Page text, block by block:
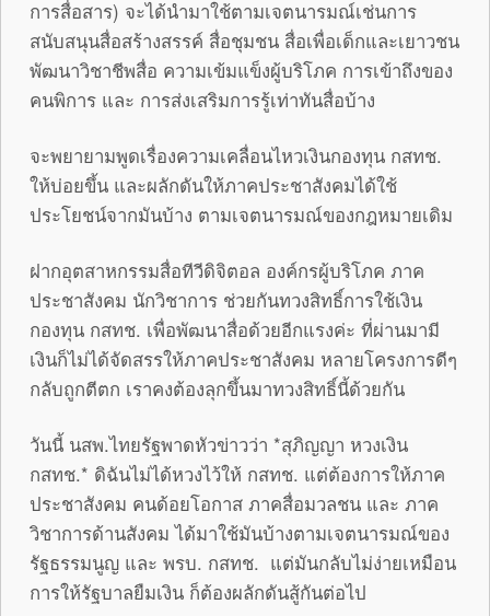
การสื่อสาร) จะได้นำมาใช้ตามเจตนารมณ์เช่นการ
สนับสนุนสื่อสร้างสรรค์ สื่อชุมชน สื่อเพื่อเด็กและเยาวชน
พัฒนาวิชาชีพสื่อ ความเข้มแข็งผู้บริโภค การเข้าถึงของ
คนพิการ และ การส่งเสริมการรู้เท่าทันสื่อบ้าง
จะพยายามพูดเรื่องความเคลื่อนไหวเงินกองทุน กสทช.
ให้บ่อยขึ้น และผลักดันให้ภาคประชาสังคมได้ใช้
ประโยชน์จากมันบ้าง ตามเจตนารมณ์ของกฎหมายเดิม
ฝากอุตสาหกรรมสื่อทีวีดิจิตอล องค์กรผู้บริโภค ภาค
ประชาสังคม นักวิชาการ ช่วยกันทวงสิทธิ์การใช้เงิน
กองทุน กสทช. เพื่อพัฒนาสื่อด้วยอีกแรงค่ะ ที่ผ่านมามี
เงินก็ไม่ได้จัดสรรให้ภาคประชาสังคม หลายโครงการดีๆ
กลับถูกตีตก เราคงต้องลุกขึ้นมาทวงสิทธิ์นี้ด้วยกัน
วันนี้ นสพ.ไทยรัฐพาดหัวข่าวว่า *สุภิญญา หวงเงิน
กสทช.* ดิฉันไม่ได้หวงไว้ให้ กสทช. แต่ต้องการให้ภาค
ประชาสังคม คนด้อยโอกาส ภาคสื่อมวลชน และ ภาค
วิชาการด้านสังคม ได้มาใช้มันบ้างตามเจตนารมณ์ของ
รัฐธรรมนูญ และ พรบ. กสทช. แต่มันกลับไม่ง่ายเหมือน
การให้รัฐบาลยืมเงิน ก็ต้องผลักดันสู้กันต่อไป